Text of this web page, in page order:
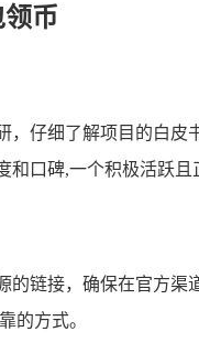
币
仔细了解项目的白
口碑,一个积极活跃
链接，确保在官方
的方式。